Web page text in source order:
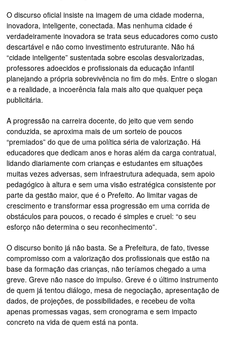
O discurso oficial insiste na imagem de uma cidade moderna,
inovadora, inteligente, conectada. Mas nenhuma cidade é
verdadeiramente inovadora se trata seus educadores como custo
descartável e não como investimento estruturante. Não há
“cidade inteligente” sustentada sobre escolas desvalorizadas,
professores adoecidos e profissionais da educação infantil
planejando a própria sobrevivência no fim do mês. Entre o slogan
e a realidade, a incoerência fala mais alto que qualquer peça
publicitária.
A progressão na carreira docente, do jeito que vem sendo
conduzida, se aproxima mais de um sorteio de poucos
“premiados” do que de uma política séria de valorização. Há
educadores que dedicam anos e horas além da carga contratual,
lidando diariamente com crianças e estudantes em situações
muitas vezes adversas, sem infraestrutura adequada, sem apoio
pedagógico à altura e sem uma visão estratégica consistente por
parte da gestão maior, que é o Prefeito. Ao limitar vagas de
crescimento e transformar essa progressão em uma corrida de
obstáculos para poucos, o recado é simples e cruel: “o seu
esforço não determina o seu reconhecimento”.
O discurso bonito já não basta. Se a Prefeitura, de fato, tivesse
compromisso com a valorização dos profissionais que estão na
base da formação das crianças, não teríamos chegado a uma
greve. Greve não nasce do impulso. Greve é o último instrumento
de quem já tentou diálogo, mesa de negociação, apresentação de
dados, de projeções, de possibilidades, e recebeu de volta
apenas promessas vagas, sem cronograma e sem impacto
concreto na vida de quem está na ponta.